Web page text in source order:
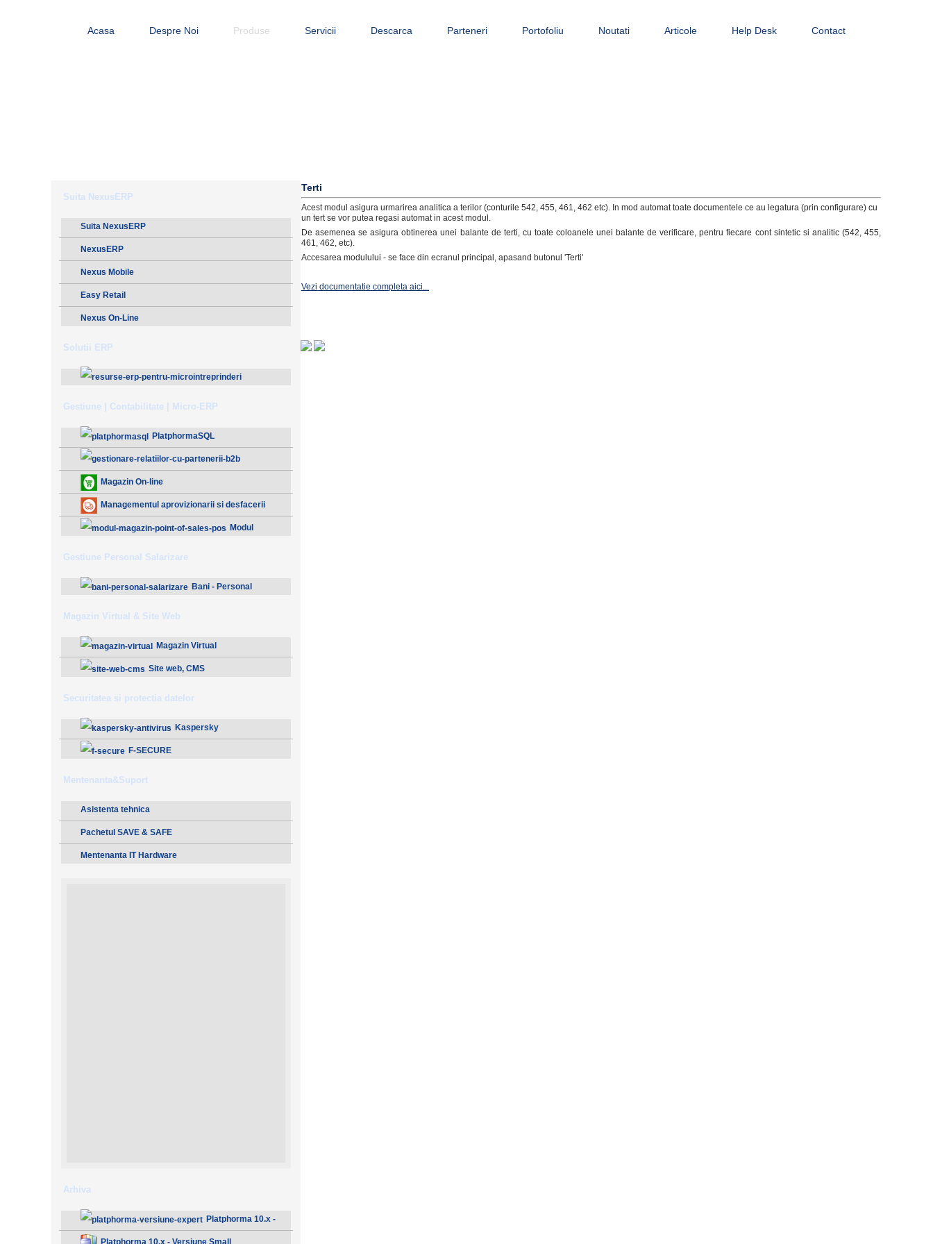
Acasa Despre Noi Produse Servicii Descarca Parteneri Portofoliu Noutati Articole Help Desk Contact
Suita NexusERP
Suita NexusERP
NexusERP
Nexus Mobile
Easy Retail
Nexus On-Line
Solutii ERP
Gestiune | Contabilitate | Micro-ERP
PlatphormaSQL
Gestionare Relatiilor cu Partenerii (B2B)
Magazin On-line
Managementul aprovizionarii si desfacerii
Modul
Gestiune Personal Salarizare
Bani - Personal
Magazin Virtual & Site Web
Magazin Virtual
Site web, CMS
Securitatea si protectia datelor
Kaspersky
F-SECURE
Mentenanta&Suport
Asistenta tehnica
Pachetul SAVE & SAFE
Mentenanta IT Hardware
Arhiva
Platphorma 10.x -
Versiune Expert
Platphorma 10.x - Versiune Small
Terti
Acest modul asigura urmarirea analitica a terilor (conturile 542, 455, 461, 462 etc). In mod automat toate documentele ce au legatura (prin configurare) cu
un tert se vor putea regasi automat in acest modul.
De asemenea se asigura obtinerea unei balante de terti, cu toate coloanele unei balante de verificare, pentru fiecare cont sintetic si analitic (542, 455,
461, 462, etc).
Accesarea modulului - se face din ecranul principal, apasand butonul 'Terti'
Vezi documentatie completa aici...